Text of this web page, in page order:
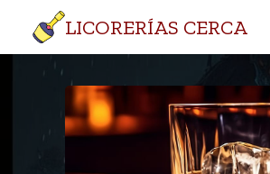
LICORERÍAS CERCA